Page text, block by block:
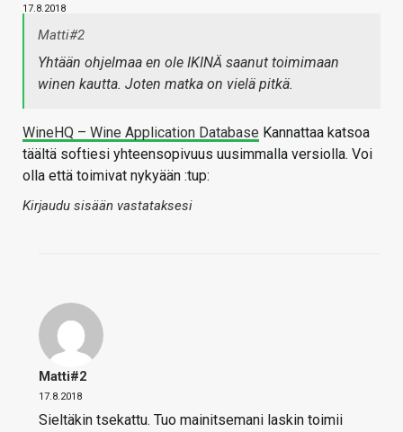
17.8.2018
Matti#2
Yhtään ohjelmaa en ole IKINÄ saanut toimimaan
winen kautta. Joten matka on vielä pitkä.
WineHQ – Wine Application Database Kannattaa katsoa
täältä softiesi yhteensopivuus uusimmalla versiolla. Voi
olla että toimivat nykyään :tup:
Kirjaudu sisään vastataksesi
Matti#2
17.8.2018
Sieltäkin tsekattu. Tuo mainitsemani laskin toimii